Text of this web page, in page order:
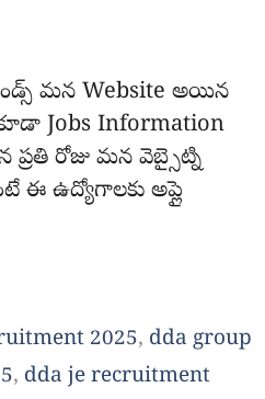
మన Website అయిన
Jobs Information
ప్రతి రోజు మన వెబ్సైట్ని
ఈ ఉద్యోగాలకు అప్లై
2025, dda group
, dda je recruitment